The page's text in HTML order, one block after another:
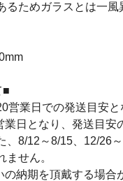
るためガラスとは一風
■
営業日での発送目安と
日となり、発送目安
、8/12～8/15、12/26
ません。
納期を頂戴する場合